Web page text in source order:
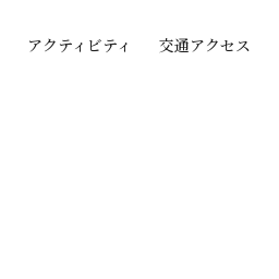
アクティビティ 交通アクセス